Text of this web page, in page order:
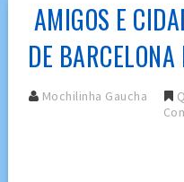
AMIGOS E
DE
Mochilinha Gaucha